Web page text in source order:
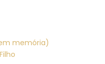
memória)